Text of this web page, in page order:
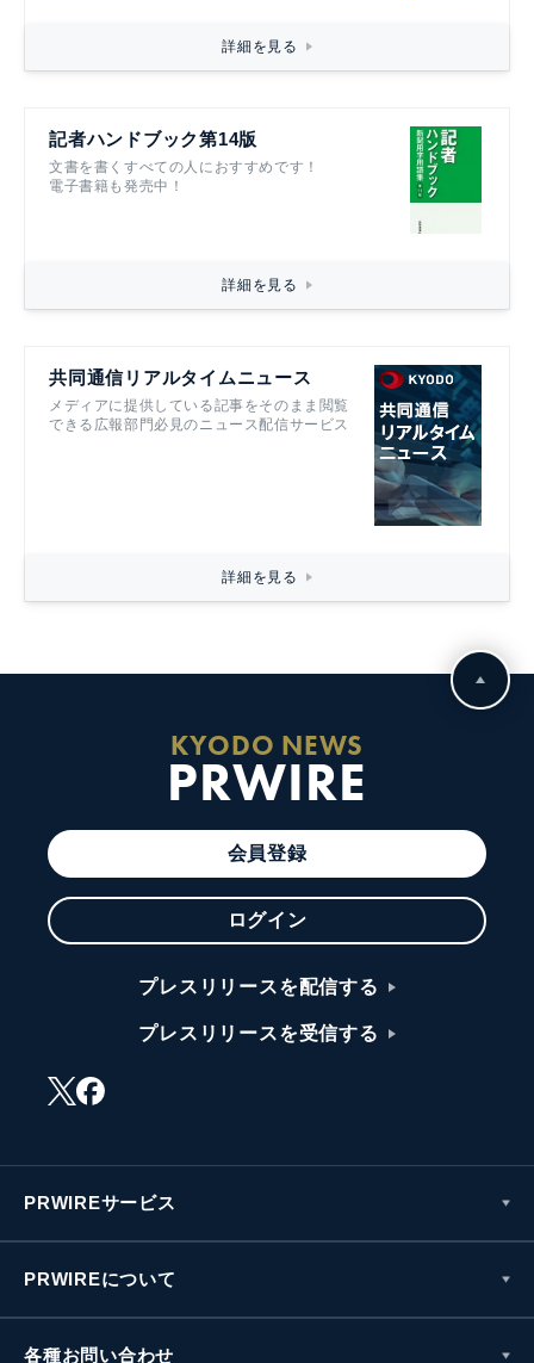
詳細を見る
記者ハンドブック第14版
文書を書くすべての人におすすめです！
電子書籍も発売中！
詳細を見る
共同通信リアルタイムニュース
メディアに提供している記事をそのまま閲覧
できる広報部門必見のニュース配信サービス
詳細を見る
KYODO NEWS
PRWIRE
会員登録
ログイン
プレスリリースを配信する
プレスリリースを受信する
PRWIREサービス
PRWIREについて
各種お問い合わせ